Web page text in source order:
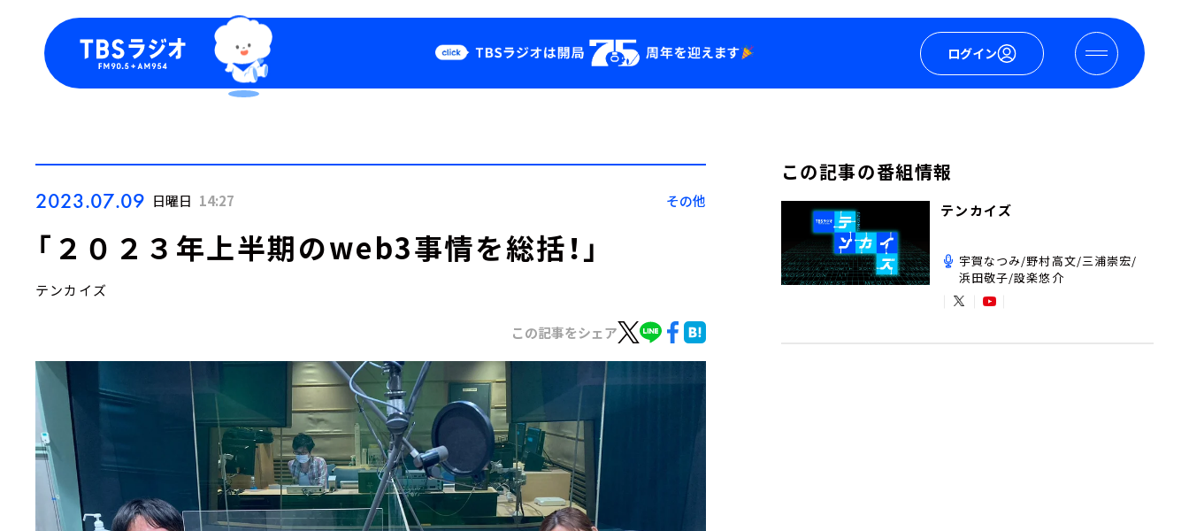
ログイン
Podcast
YouTube
2023.07.09 日曜日 14:27 その他
「２０２３年上半期のweb3事情を総括！」
テンカイズ
この記事をシェア
この記事の番組情報
テンカイズ
宇賀なつみ/野村高文/三浦崇宏/
浜田敬子/設楽悠介